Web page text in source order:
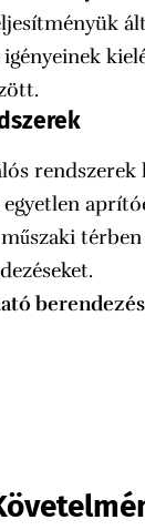
rendszerek